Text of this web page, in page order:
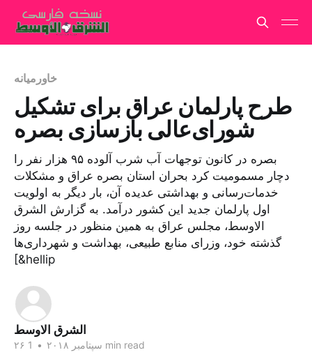
خاورمیانه
طرح پارلمان عراق برای تشکیل
شورای‌عالی بازسازی بصره
بصره در کانون توجهات آب شرب آلوده ۹۵ هزار نفر را
دچار مسمومیت کرد بحران استان بصره عراق و مشکلات
خدمات‌رسانی و بهداشتی عدیده‌ آن، بار دیگر به اولویت‌
اول پارلمان جدید این کشور درآمد. به گزارش الشرق
الاوسط، مجلس عراق به همین منظور در جلسه روز
گذشته خود، وزرای منابع طبیعی، بهداشت و شهرداری‌ها
[&hellip
الشرق الاوسط
۲۶ سپتامبر ۲۰۱۸ • 1 min read